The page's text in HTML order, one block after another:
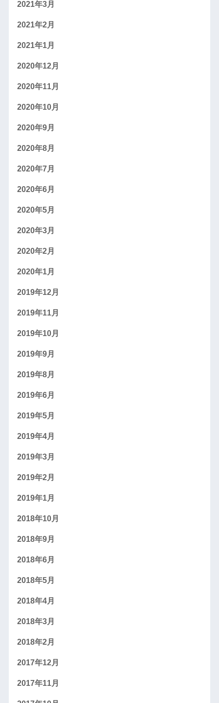
2021年3月
2021年2月
2021年1月
2020年12月
2020年11月
2020年10月
2020年9月
2020年8月
2020年7月
2020年6月
2020年5月
2020年3月
2020年2月
2020年1月
2019年12月
2019年11月
2019年10月
2019年9月
2019年8月
2019年6月
2019年5月
2019年4月
2019年3月
2019年2月
2019年1月
2018年10月
2018年9月
2018年6月
2018年5月
2018年4月
2018年3月
2018年2月
2017年12月
2017年11月